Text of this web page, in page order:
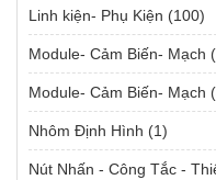
Linh kiện- Phụ Kiện (100)
Module- Cảm Biến- Mạch
Module- Cảm Biến- Mạch
Nhôm Định Hình (1)
Nút Nhấn - Công Tắc -